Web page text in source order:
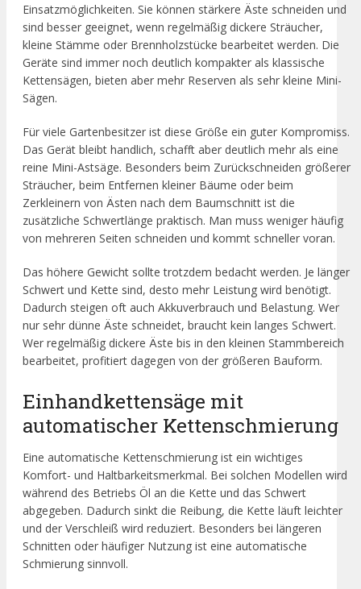
Einsatzmöglichkeiten. Sie können stärkere Äste schneiden und
sind besser geeignet, wenn regelmäßig dickere Sträucher,
kleine Stämme oder Brennholzstücke bearbeitet werden. Die
Geräte sind immer noch deutlich kompakter als klassische
Kettensägen, bieten aber mehr Reserven als sehr kleine Mini-
Sägen.
Für viele Gartenbesitzer ist diese Größe ein guter Kompromiss.
Das Gerät bleibt handlich, schafft aber deutlich mehr als eine
reine Mini-Astsäge. Besonders beim Zurückschneiden größerer
Sträucher, beim Entfernen kleiner Bäume oder beim
Zerkleinern von Ästen nach dem Baumschnitt ist die
zusätzliche Schwertlänge praktisch. Man muss weniger häufig
von mehreren Seiten schneiden und kommt schneller voran.
Das höhere Gewicht sollte trotzdem bedacht werden. Je länger
Schwert und Kette sind, desto mehr Leistung wird benötigt.
Dadurch steigen oft auch Akkuverbrauch und Belastung. Wer
nur sehr dünne Äste schneidet, braucht kein langes Schwert.
Wer regelmäßig dickere Äste bis in den kleinen Stammbereich
bearbeitet, profitiert dagegen von der größeren Bauform.
Einhandkettensäge mit
automatischer Kettenschmierung
Eine automatische Kettenschmierung ist ein wichtiges
Komfort- und Haltbarkeitsmerkmal. Bei solchen Modellen wird
während des Betriebs Öl an die Kette und das Schwert
abgegeben. Dadurch sinkt die Reibung, die Kette läuft leichter
und der Verschleiß wird reduziert. Besonders bei längeren
Schnitten oder häufiger Nutzung ist eine automatische
Schmierung sinnvoll.